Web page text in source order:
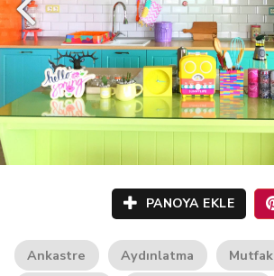
PANOYA EKLE
Ankastre Aydınlatma
Mutfak